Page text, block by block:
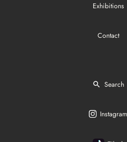
Exhibitions
Contact
Search
Instagram